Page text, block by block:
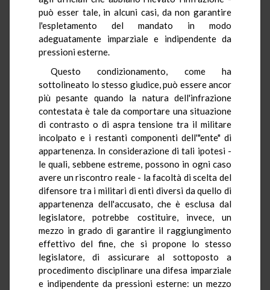
può esser tale, in alcuni casi, da non garantire
l'espletamento del mandato in modo
adeguatamente imparziale e indipendente da
pressioni esterne.
Questo condizionamento, come ha
sottolineato lo stesso giudice, può essere ancor
più pesante quando la natura dell'infrazione
contestata è tale da comportare una situazione
di contrasto o di aspra tensione tra il militare
incolpato e i restanti componenti dell'"ente" di
appartenenza. In considerazione di tali ipotesi -
le quali, sebbene estreme, possono in ogni caso
avere un riscontro reale - la facoltà di scelta del
difensore tra i militari di enti diversi da quello di
appartenenza dell'accusato, che è esclusa dal
legislatore, potrebbe costituire, invece, un
mezzo in grado di garantire il raggiungimento
effettivo del fine, che si propone lo stesso
legislatore, di assicurare al sottoposto a
procedimento disciplinare una difesa imparziale
e indipendente da pressioni esterne: un mezzo